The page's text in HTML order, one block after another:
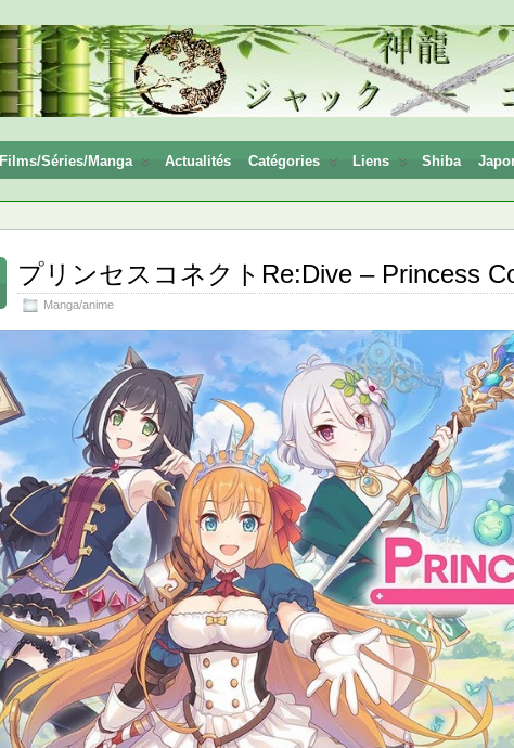
Films/Séries/Manga Actualités Catégories Liens Shiba
プリンセスコネクトRe:Dive – Princess
Manga/anime